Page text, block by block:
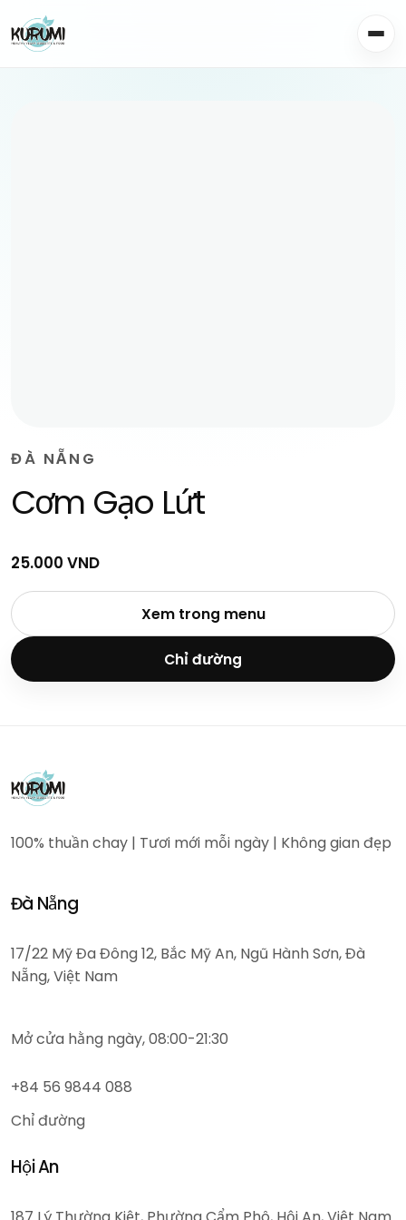
ĐÀ NẴNG
Cơm Gạo Lứt
25.000 VND
Xem trong menu
Chỉ đường
100% thuần chay | Tươi mới mỗi ngày | Không gian đẹp
Đà Nẵng
17/22 Mỹ Đa Đông 12, Bắc Mỹ An, Ngũ Hành Sơn, Đà
Nẵng, Việt Nam
Mở cửa hằng ngày, 08:00-21:30
+84 56 9844 088
Chỉ đường
Hội An